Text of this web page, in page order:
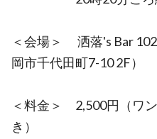
＜会場＞ 洒落's Bar
岡市千代田町7-10 2F）
＜料金＞ 2,500円（ワ
き）